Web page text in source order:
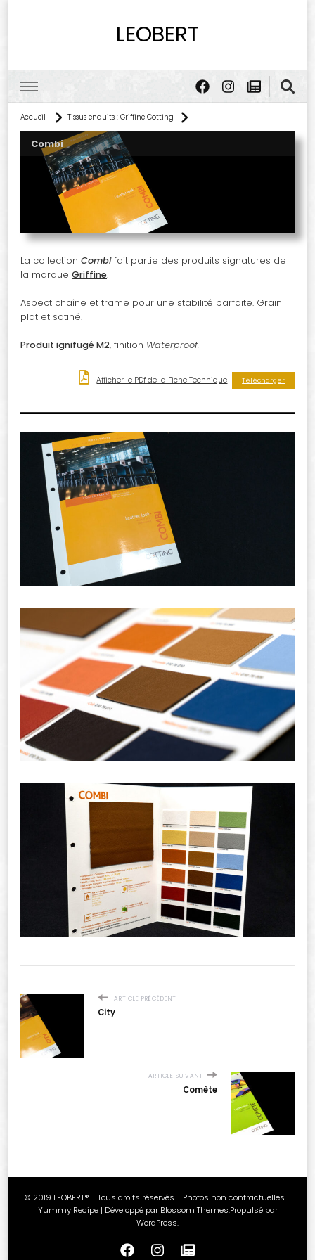
LEOBERT
Accueil Tissus enduits : Griffine Cotting
Combi
La collection Combifait partie des produits signatures de
la marque Griffine.
Aspect chaîne et trame pour une stabilité parfaite. Grain
plat et satiné.
Produit ignifugé M2, finition Waterproof.
Afficher le PDf de la Fiche Technique Télécharger
ARTICLE PRÉCÉDENT
City
ARTICLE SUIVANT
Comète
© 2019 LEOBERT® - Tous droits réservés - Photos non contractuelles -
Yummy Recipe | Développé par Blossom Themes.Propulsé par
WordPress.